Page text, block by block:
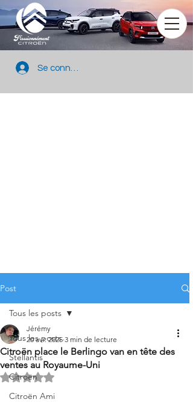
Se connecter
Post
Tous les posts
Stellantis
Citroën
Citroën Ami
Tous les posts
Citroën place le Berlingo van en tête des
ventes au Royaume-Uni
Jérémy
20 avr. 2025 3 min de lecture
Noté NaN étoiles sur 5.